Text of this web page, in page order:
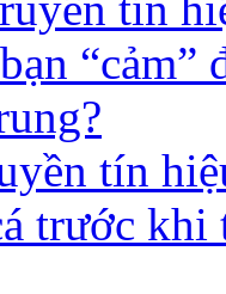
tín
trước khi